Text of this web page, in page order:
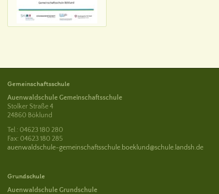
Gemeinschaftsschule
Auenwaldschule Gemeinschaftsschule
Stolker Straße 4
24860 Böklund
Tel.: 04623 180 280
Fax: 04623 180 285
auenwaldschule-gemeinschaftsschule.boeklund@schule.landsh.de
Grundschule
Auenwaldschule Grundschule